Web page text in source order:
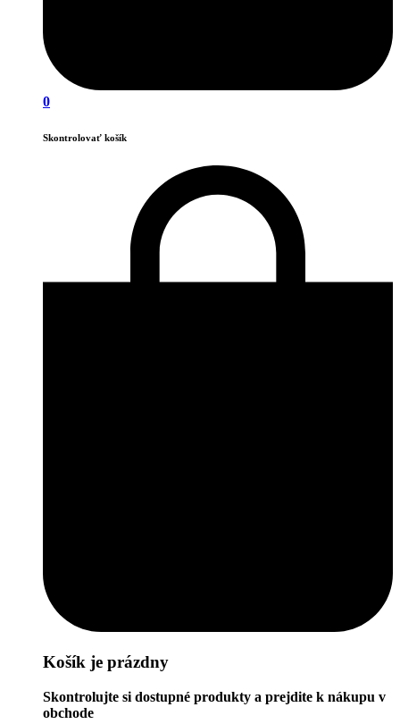
0
Skontrolovať košík
Košík je prázdny
Skontrolujte si dostupné produkty a prejdite k nákupu v
obchode